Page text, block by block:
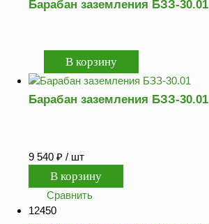
Барабан заземления БЗЗ-30.01
Барабан заземления БЗЗ-30.01
9 540 ₽ / шт
Сравнить
12450